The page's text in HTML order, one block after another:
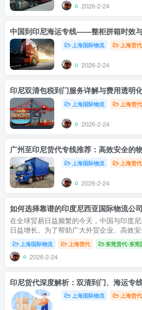
2026-2-24
中国到印尼海运专线——整柜拼箱时效
上海国际物流 上海货代
2026-2-24
印尼双清包税到门服务详解与费用透明
上海国际物流 上海货代
2026-2-24
广州至印尼货代专线推荐：高效安全的
上海国际物流 上海货代
2026-2-24
如何选择靠谱的印度尼西亚国际物流公
在全球贸易日益频繁的今天，中国与印度
日益增长。为了帮助广大外贸企业、高效
尼，选择一家专业的印度尼西亚货代至关
析从中国...
上海国际物流 上海货代 东莞货代-东莞
2026-2-24
印尼货代深度解析：双清到门、海运专
上海国际物流 上海货代